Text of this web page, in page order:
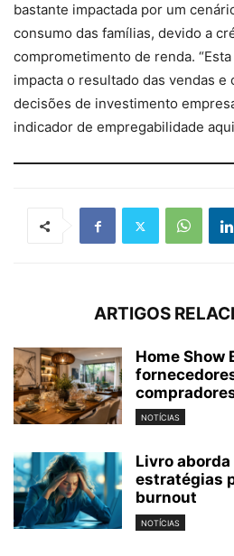
bastante impactada por um
consumo das famílias, devido a
comprometimento de renda.
impacta o resultado das vendas e
decisões de investimento
indicador de empregabilidade
ARTIGOS
Home Show
NOTÍCIAS
Livro
estratégias
burnout
NOTÍCIAS